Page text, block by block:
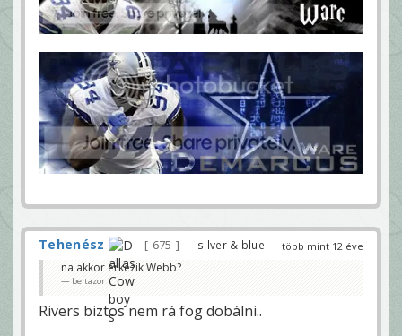
több mint 12 éve
Tehenész 675 — silver & blue
na akkor érkezik Webb?
beltazor
Rivers biztos nem rá fog dobálni..